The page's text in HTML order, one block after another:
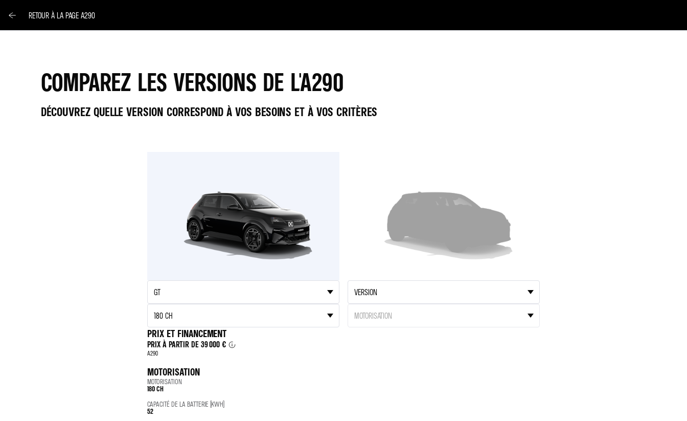
RETOUR À LA PAGE A290
COMPAREZ LES VERSIONS DE L'A290
DÉCOUVREZ QUELLE VERSION CORRESPOND À VOS BESOINS ET À VOS CRITÈRES
PRIX ET FINANCEMENT
PRIX À PARTIR DE 39 000 €
A290
MOTORISATION
MOTORISATION
180 CH
CAPACITÉ DE LA BATTERIE (KWH)
52